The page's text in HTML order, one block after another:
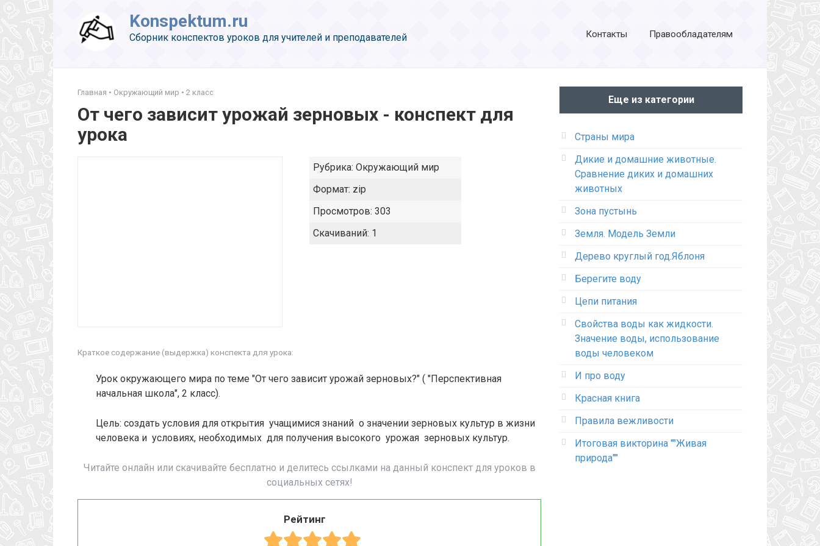
Перейти
к
контенту
Konspektum.ru
Сборник конспектов уроков для учителей и преподавателей Контакты Правообладателям
Главная • Окружающий мир • 2 класс
От чего зависит урожай зерновых - конспект для
урока
Рубрика: Окружающий мир
Формат: zip
Просмотров: 303
Скачиваний: 1
Краткое содержание (выдержка) конспекта для урока:
Урок окружающего мира по теме "От чего зависит урожай зерновых?" ( "Перспективная
начальная школа", 2 класс).
Цель: создать условия для открытия учащимися знаний о значении зерновых культур в жизни
человека и условиях, необходимых для получения высокого урожая зерновых культур.
Читайте онлайн или скачивайте бесплатно и делитесь ссылками на данный конспект для уроков в
социальных сетях!
Рейтинг
Еще из категории
Страны мира
Дикие и домашние животные.
Сравнение диких и домашних
животных
Зона пустынь
Земля. Модель Земли
Дерево круглый год.Яблоня
Берегите воду
Цепи питания
Свойства воды как жидкости.
Значение воды, использование
воды человеком
И про воду
Красная книга
Правила вежливости
Итоговая викторина ""Живая
природа""